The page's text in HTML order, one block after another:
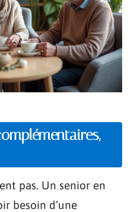
pas. Un senior en
besoin d’une